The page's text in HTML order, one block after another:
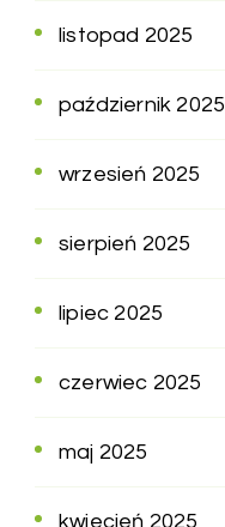
listopad 2025
październik 2025
wrzesień 2025
sierpień 2025
lipiec 2025
czerwiec 2025
maj 2025
kwiecień 2025